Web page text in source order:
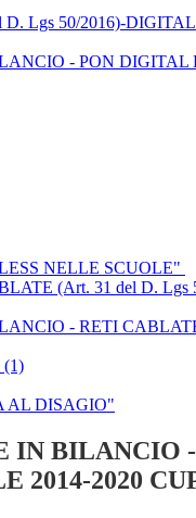
D. Lgs 50/2016)-
- PON DIGITAL
NELLE SCUOLE"
(Art. 31 del D.
- RETI
(1)
AL DISAGIO"
BILANCIO
2020